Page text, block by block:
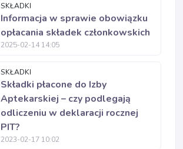
SKŁADKI
Informacja w sprawie obowiązku
opłacania składek członkowskich
2025-02-14 14:05
SKŁADKI
Składki płacone do Izby
Aptekarskiej – czy podlegają
odliczeniu w deklaracji rocznej
PIT?
2023-02-17 10:02